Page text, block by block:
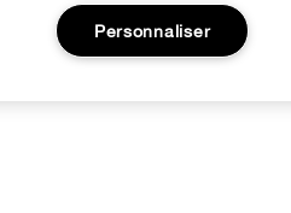
Personnaliser